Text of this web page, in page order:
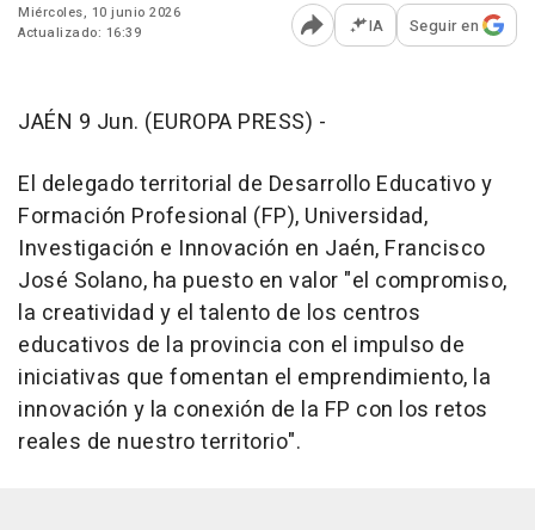
Miércoles, 10 junio 2026
Actualizado: 16:39
Abrir opciones para
IA Seguir en
JAÉN 9 Jun. (EUROPA PRESS) -
El delegado territorial de Desarrollo Educativo y
Formación Profesional (FP), Universidad,
Investigación e Innovación en Jaén, Francisco
José Solano, ha puesto en valor "el compromiso,
la creatividad y el talento de los centros
educativos de la provincia con el impulso de
iniciativas que fomentan el emprendimiento, la
innovación y la conexión de la FP con los retos
reales de nuestro territorio".